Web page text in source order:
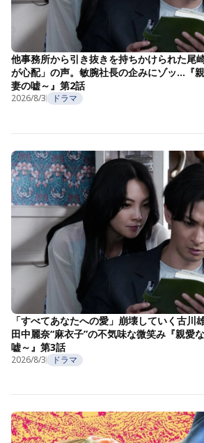
他事務所から引き抜きを持ちかけられた尾
が心配」の声。敏腕社長の企みにゾッ…『
妻の嘘～』第2話
2026/8/3 ドラマ
「すべてあなたへの愛」崩壊していく古川
田中麗奈“麻衣子”の不気味な微笑み『親愛
嘘～』第3話
2026/8/3 ドラマ